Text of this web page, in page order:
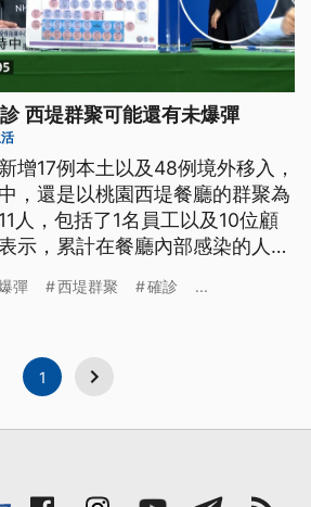
西堤群聚可能還有未爆彈
增17例本土以及48例境外移入，
，還是以桃園西堤餐廳的群聚為
人，包括了1名員工以及10位顧
示，累計在餐廳內部感染的人數
東醫院一名護理師還有一名北市
流鼻水以及咳嗽等都很像是感
彈 西堤群聚 確診 ...
1